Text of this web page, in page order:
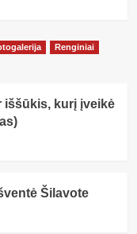
Renginiai
iššūkis, kurį įveikė
Šilavote